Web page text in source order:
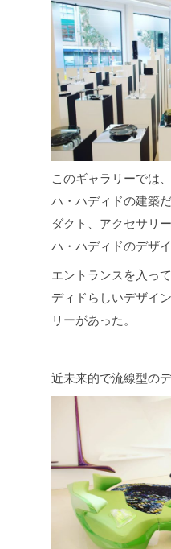
このギャラリーでは
ハ・ハディドの建築
ダクト、アクセサリ
ハ・ハディドのデザ
エントランスを入っ
ディドらしいデザイ
リーがあった。
近未来的で流線型の